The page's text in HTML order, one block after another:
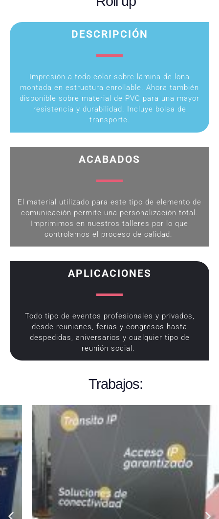
DESCRIPCIÓN
Impresión a todo color sobre lámina de lona
montada en estructura enrollable. Ahora también
disponible sobre material de PVC para una mayor
resistencia y durabilidad. Incluye bolsa de
transporte.
ACABADOS
El material utilizado para este tipo de elemento de
comunicación permite una personalización total.
Imprimimos en nuestros talleres por lo que
controlamos el proceso de calidad.
APLICACIONES
Todo tipo de eventos profesionales y privados,
desde reuniones, ferias y congresos hasta
despedidas, aniversarios y cualquier tipo de
reunión social.
Trabajos: